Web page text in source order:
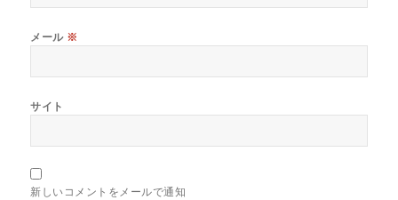
メール ※
サイト
新しいコメントをメールで通知